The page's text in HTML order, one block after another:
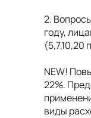
2.
году,
(5,7,10,20
NEW!
22%.
виды